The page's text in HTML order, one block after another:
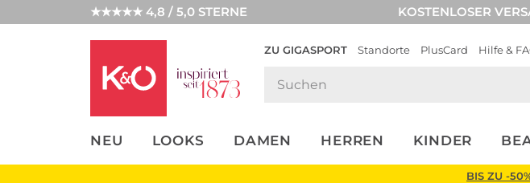
★★★★★ 4,8 / 5,0 STERNE KOSTENLOSER
ZU GIGASPORT Standorte PlusCard Hilfe &
NEU LOOKS DAMEN HERREN KINDER
UNSERE APP
CLICK &
BIS ZU -